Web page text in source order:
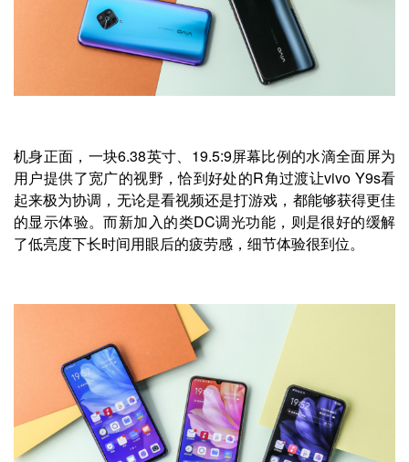
机身正面，一块6.38英寸、19.5:9屏幕比例的水滴全面屏为
用户提供了宽广的视野，恰到好处的R角过渡让vivo Y9s看
起来极为协调，无论是看视频还是打游戏，都能够获得更佳
的显示体验。而新加入的类DC调光功能，则是很好的缓解
了低亮度下长时间用眼后的疲劳感，细节体验很到位。